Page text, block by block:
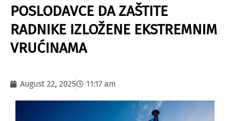
POSLODAVCE DA ZAŠTITE
RADNIKE IZLOŽENE EKSTREMNIM
VRUĆINAMA
August 22, 2025 11:17 am